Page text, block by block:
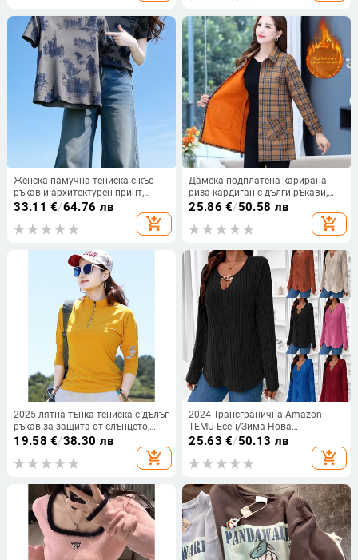
Женска памучна тениска с къс
ръкав и архитектурен принт,
кръгло деколте
33.11 €/64.76 лв
add_shopping_cart
Дамска подплатена карирана
риза-кардиган с дълги ръкави,
поло яка, тесен модел, средна
дължина, топло зимно облекло
25.86 €/50.58 лв
add_shopping_cart
2025 лятна тънка тениска с дълъг
ръкав за защита от слънцето,
бързосъхнеща и дишаща Ice Silk
материя, свободна кройка за
спорт на открито
19.58 €/38.30 лв
add_shopping_cart
2024 Трансгранична Amazon
TEMU Есен/Зима Нова
едноцветна плюс размер Дамска
елегантна тениска с V-образно
деколте и дълъг ръкав
25.63 €/50.13 лв
add_shopping_cart